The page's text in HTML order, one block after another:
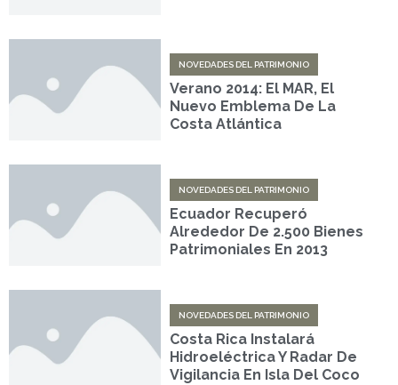
NOVEDADES DEL PATRIMONIO
Verano 2014: El MAR, El
Nuevo Emblema De La
Costa Atlántica
NOVEDADES DEL PATRIMONIO
Ecuador Recuperó
Alrededor De 2.500 Bienes
Patrimoniales En 2013
NOVEDADES DEL PATRIMONIO
Costa Rica Instalará
Hidroeléctrica Y Radar De
Vigilancia En Isla Del Coco